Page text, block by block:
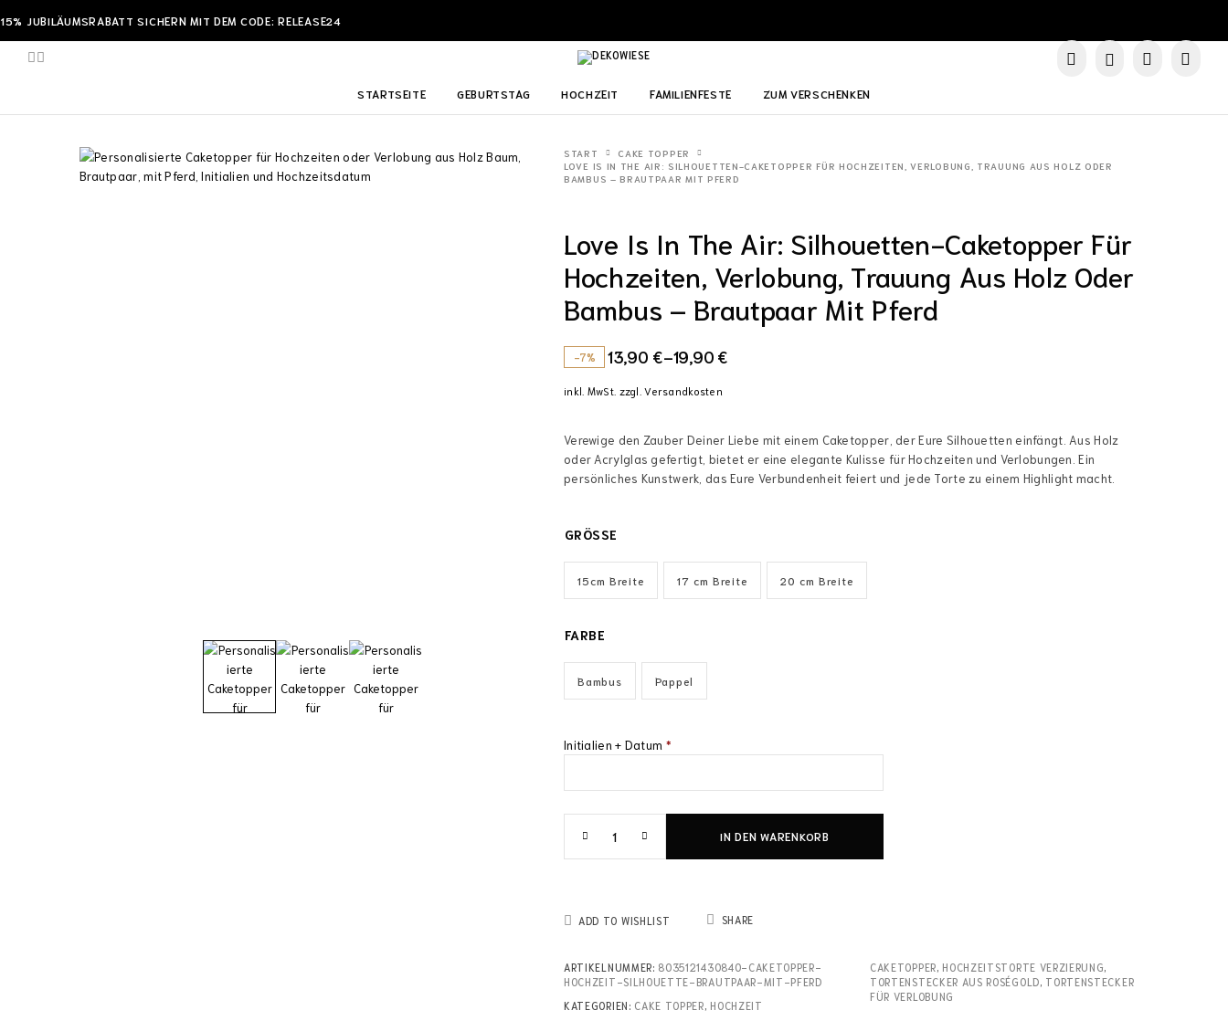
15% JUBILÄUMSRABATT SICHERN MIT DEM CODE: RELEASE24
STARTSEITE GEBURTSTAG HOCHZEIT FAMILIENFESTE ZUM VERSCHENKEN
START
CAKE TOPPER
LOVE IS IN THE AIR: SILHOUETTEN-CAKETOPPER FÜR HOCHZEITEN, VERLOBUNG, TRAUUNG AUS HOLZ ODER
BAMBUS – BRAUTPAAR MIT PFERD
Love Is In The Air: Silhouetten-Caketopper Für
Hochzeiten, Verlobung, Trauung Aus Holz Oder
Bambus – Brautpaar Mit Pferd
-7% 13,90 €–19,90 €
Verewige den Zauber Deiner Liebe mit einem Caketopper, der Eure Silhouetten einfängt. Aus Holz
oder Acrylglas gefertigt, bietet er eine elegante Kulisse für Hochzeiten und Verlobungen. Ein
persönliches Kunstwerk, das Eure Verbundenheit feiert und jede Torte zu einem Highlight macht.
GRÖSSE
15cm Breite 17 cm Breite 20 cm Breite
FARBE
Bambus Pappel
Initialien + Datum *
IN DEN WARENKORB
ADD TO WISHLIST SHARE
ARTIKELNUMMER: 8035121430840-CAKETOPPER-
HOCHZEIT-SILHOUETTE-BRAUTPAAR-MIT-PFERD
KATEGORIEN: CAKE TOPPER HOCHZEIT
CAKETOPPER HOCHZEITSTORTE VERZIERUNG
TORTENSTECKER AUS ROSÉGOLD TORTENSTECKER
FÜR VERLOBUNG
inkl. MwSt. zzgl.Versandkosten